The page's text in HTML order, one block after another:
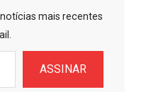
mais recentes
ASSINAR